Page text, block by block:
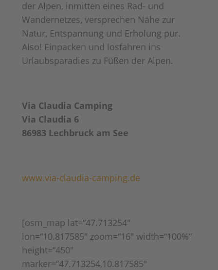
der Alpen, inmitten eines Rad- und
Wandernetzes, versprechen Nähe zur
Natur, Entspannung und Erholung pur.
Also! Einpacken und losfahren ins
Urlaubsparadies zu Füßen der Alpen.
Via Claudia Camping
Via Claudia 6
86983 Lechbruck am See
www.via-claudia-camping.de
[osm_map lat=“47.713254″
lon=“10.817585″ zoom=“16″ width=“100%“
height=“450″
marker=“47.713254,10.817585″